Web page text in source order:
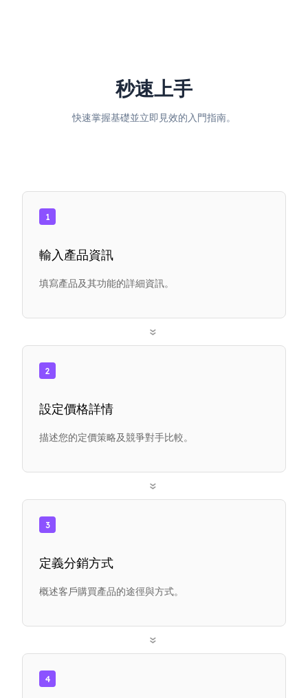
秒速上手
快速掌握基礎並立即見效的入門指南。
1
輸入產品資訊
填寫產品及其功能的詳細資訊。
»
2
設定價格詳情
描述您的定價策略及競爭對手比較。
»
3
定義分銷方式
概述客戶購買產品的途徑與方式。
»
4